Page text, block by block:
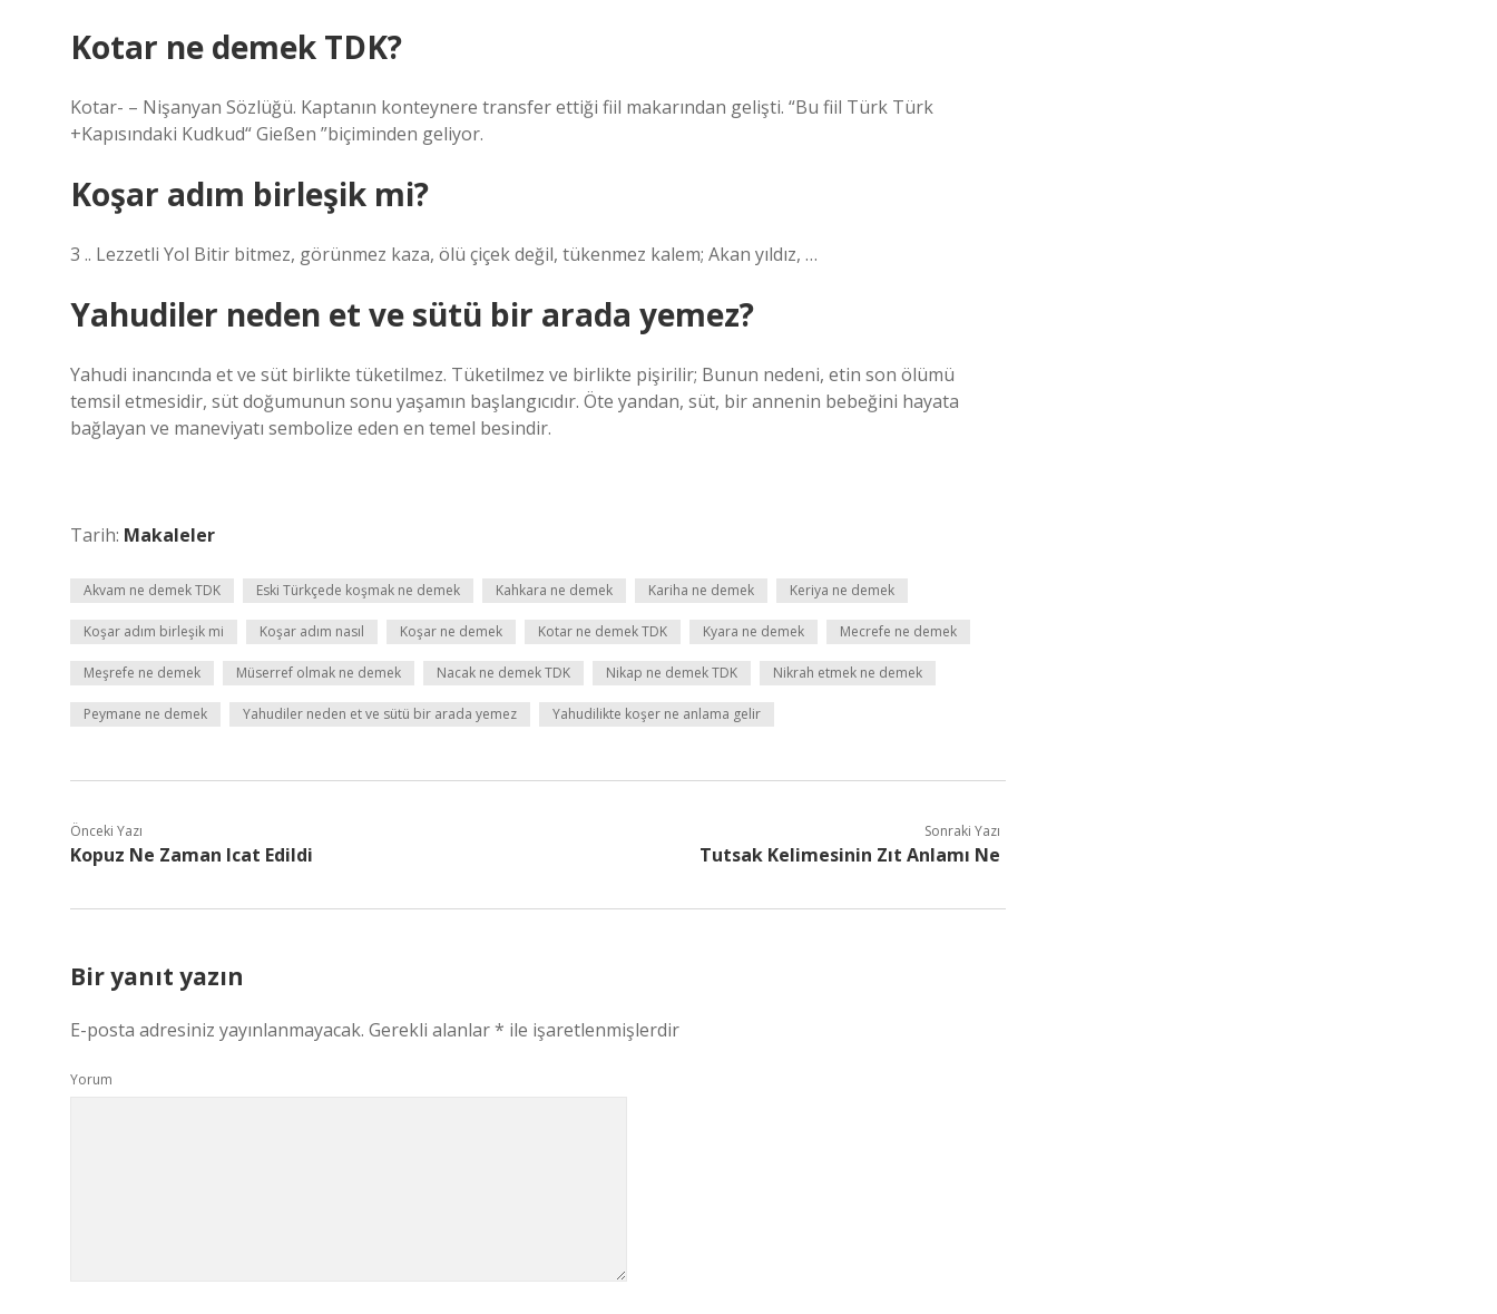
Kotar ne demek TDK?
Kotar- – Nişanyan Sözlüğü. Kaptanın konteynere transfer ettiği fiil makarından gelişti. “Bu fiil Türk Türk
+Kapısındaki Kudkud“ Gießen ”biçiminden geliyor.
Koşar adım birleşik mi?
3 .. Lezzetli Yol Bitir bitmez, görünmez kaza, ölü çiçek değil, tükenmez kalem; Akan yıldız, …
Yahudiler neden et ve sütü bir arada yemez?
Yahudi inancında et ve süt birlikte tüketilmez. Tüketilmez ve birlikte pişirilir; Bunun nedeni, etin son ölümü
temsil etmesidir, süt doğumunun sonu yaşamın başlangıcıdır. Öte yandan, süt, bir annenin bebeğini hayata
bağlayan ve maneviyatı sembolize eden en temel besindir.
Tarih: Makaleler
Akvam ne demek TDK Eski Türkçede koşmak ne demek Kahkara ne demek Kariha ne demek Keriya ne demek
Koşar adım birleşik mi Koşar adım nasıl Koşar ne demek Kotar ne demek TDK Kyara ne demek Mecrefe ne demek
Meşrefe ne demek Müserref olmak ne demek Nacak ne demek TDK Nikap ne demek TDK Nikrah etmek ne demek
Peymane ne demek Yahudiler neden et ve sütü bir arada yemez Yahudilikte koşer ne anlama gelir
Önceki Yazı
Kopuz Ne Zaman Icat Edildi
Sonraki Yazı
Tutsak Kelimesinin Zıt Anlamı Ne
Bir yanıt yazın
E-posta adresiniz yayınlanmayacak. Gerekli alanlar* ile işaretlenmişlerdir
Yorum